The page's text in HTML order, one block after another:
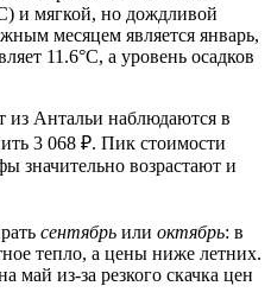
и мягкой, но дождливой
месяцем является январь,
11.6°C, а уровень осадков
Антальи наблюдаются в
3 068 ₽. Пик стоимости
значительно возрастают и
сентябрь или октябрь: в
тепло, а цены ниже летних.
май из-за резкого скачка цен